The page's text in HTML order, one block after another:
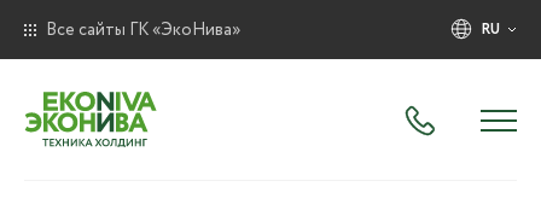
Все сайты ГК «ЭкоНива» RU